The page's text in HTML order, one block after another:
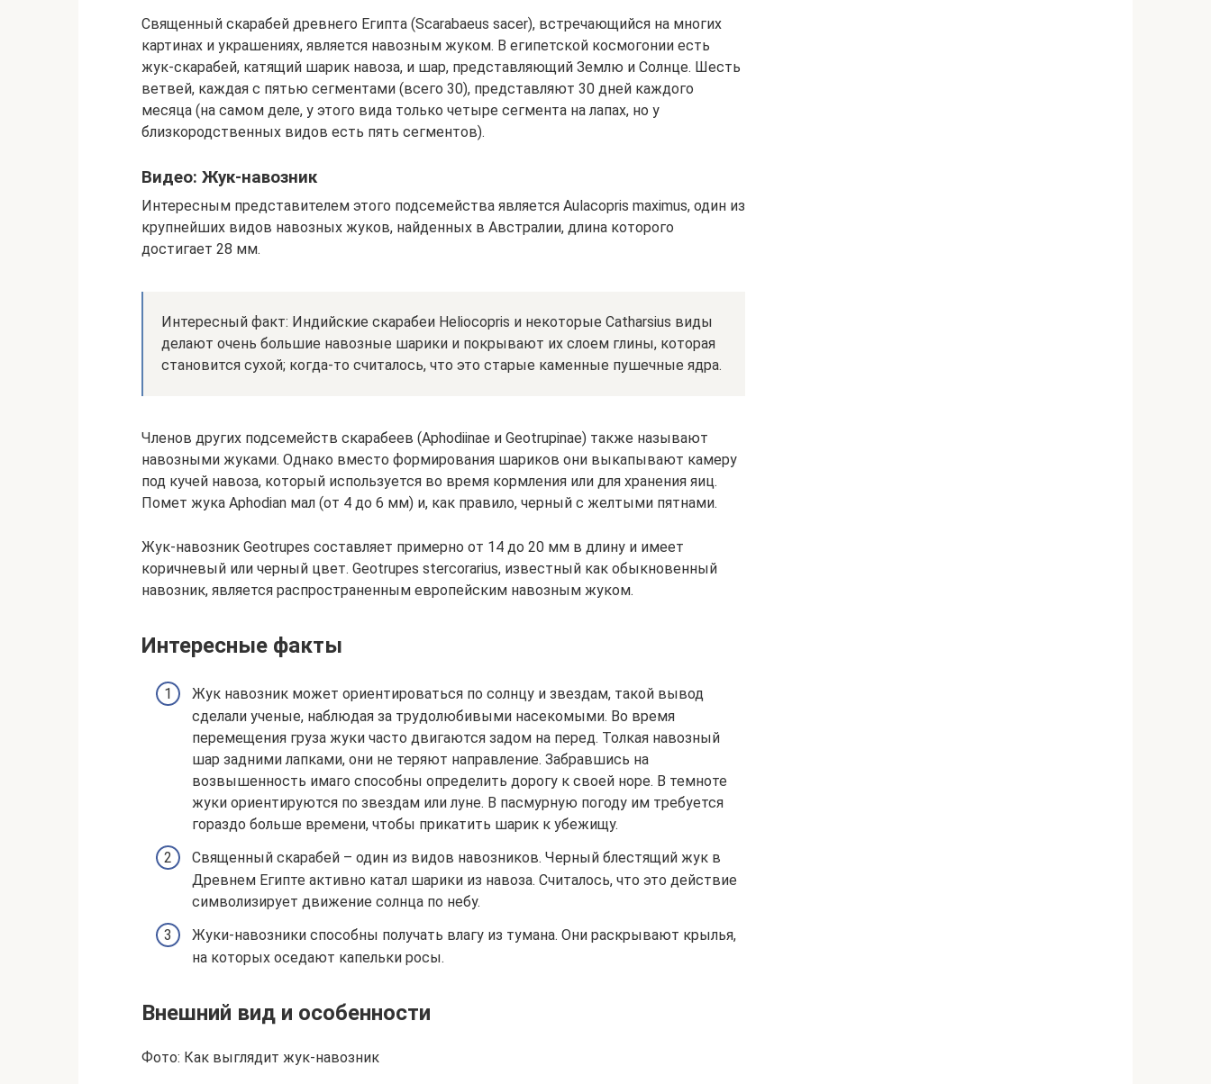
Священный скарабей древнего Египта (Scarabaeus sacer), встречающийся на многих
картинах и украшениях, является навозным жуком. В египетской космогонии есть
жук-скарабей, катящий шарик навоза, и шар, представляющий Землю и Солнце. Шесть
ветвей, каждая с пятью сегментами (всего 30), представляют 30 дней каждого
месяца (на самом деле, у этого вида только четыре сегмента на лапах, но у
близкородственных видов есть пять сегментов).
Видео: Жук-навозник
Интересным представителем этого подсемейства является Aulacopris maximus, один из
крупнейших видов навозных жуков, найденных в Австралии, длина которого
достигает 28 мм.
Интересный факт: Индийские скарабеи Heliocopris и некоторые Catharsius виды
делают очень большие навозные шарики и покрывают их слоем глины, которая
становится сухой; когда-то считалось, что это старые каменные пушечные ядра.
Членов других подсемейств скарабеев (Aphodiinae и Geotrupinae) также называют
навозными жуками. Однако вместо формирования шариков они выкапывают камеру
под кучей навоза, который используется во время кормления или для хранения яиц.
Помет жука Aphodian мал (от 4 до 6 мм) и, как правило, черный с желтыми пятнами.
Жук-навозник Geotrupes составляет примерно от 14 до 20 мм в длину и имеет
коричневый или черный цвет. Geotrupes stercorarius, известный как обыкновенный
навозник, является распространенным европейским навозным жуком.
Интересные факты
Жук навозник может ориентироваться по солнцу и звездам, такой вывод
сделали ученые, наблюдая за трудолюбивыми насекомыми. Во время
перемещения груза жуки часто двигаются задом на перед. Толкая навозный
шар задними лапками, они не теряют направление. Забравшись на
возвышенность имаго способны определить дорогу к своей норе. В темноте
жуки ориентируются по звездам или луне. В пасмурную погоду им требуется
гораздо больше времени, чтобы прикатить шарик к убежищу.
Священный скарабей – один из видов навозников. Черный блестящий жук в
Древнем Египте активно катал шарики из навоза. Считалось, что это действие
символизирует движение солнца по небу.
Жуки-навозники способны получать влагу из тумана. Они раскрывают крылья,
на которых оседают капельки росы.
Внешний вид и особенности
Фото: Как выглядит жук-навозник